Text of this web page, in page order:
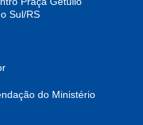
Sul/RS
do Ministério